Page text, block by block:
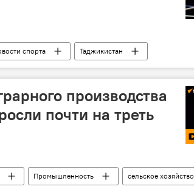
спорта Таджикистан
производства
почти на треть
Промышленность
сельское хозяйство